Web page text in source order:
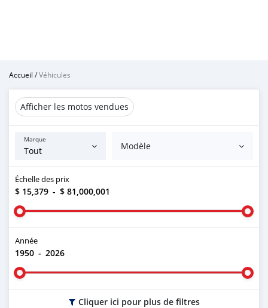
Accueil /Véhicules
Afficher les motos vendues
Marque
Modèle
Échelle des prix
$ 15,379 - $ 81,000,001
Année
1950 - 2026
Cliquer ici pour plus de filtres